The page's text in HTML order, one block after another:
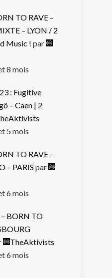
TO RAVE –
– LYON / 2
Music ! par
8 mois
: Fugitive
– Caen | 2
5 mois
TO RAVE –
– PARIS par
6 mois
BORN TO
TheAktivists
6 mois